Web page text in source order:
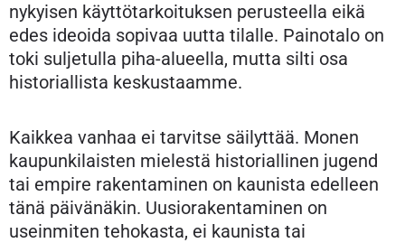
nykyisen käyttötarkoituksen perusteella eikä
edes ideoida sopivaa uutta tilalle. Painotalo on
toki suljetulla piha-alueella, mutta silti osa
historiallista keskustaamme.
Kaikkea vanhaa ei tarvitse säilyttää. Monen
kaupunkilaisten mielestä historiallinen jugend
tai empire rakentaminen on kaunista edelleen
tänä päivänäkin. Uusiorakentaminen on
useinmiten tehokasta, ei kaunista tai